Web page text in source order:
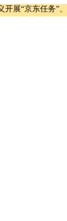
东任务”、